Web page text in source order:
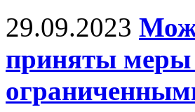
29.09.2023
приняты меры